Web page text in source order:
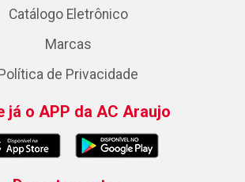
Catálogo Eletrônico
Marcas
Política de Privacidade
já o APP da AC Araujo